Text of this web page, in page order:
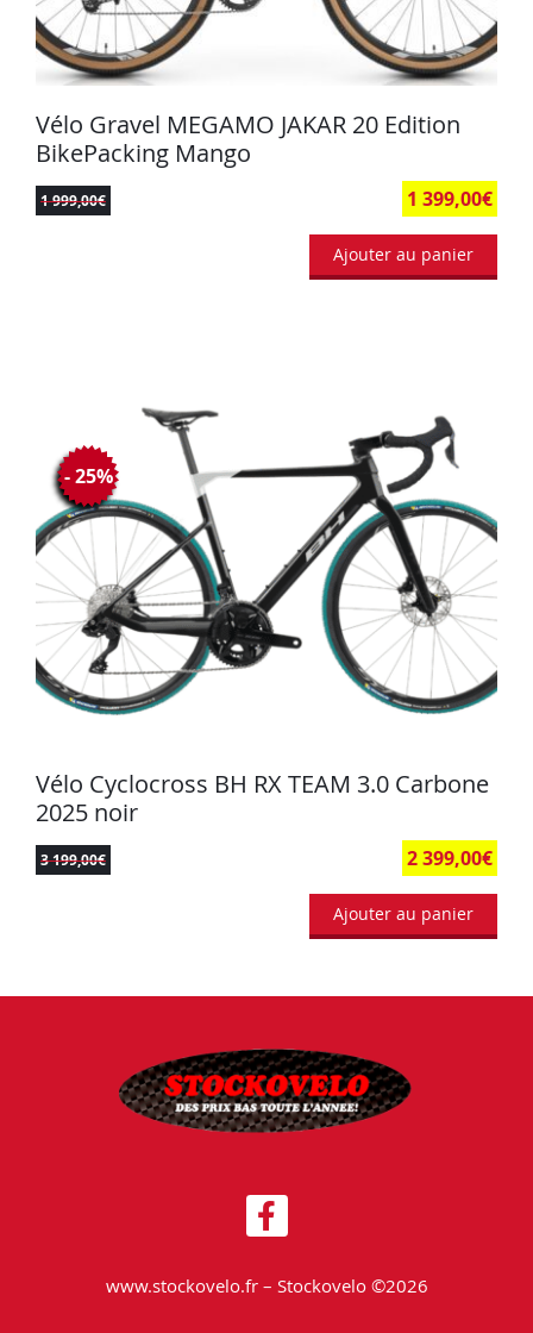
Vélo Gravel MEGAMO JAKAR 20 Edition
BikePacking Mango
1 999,00€ 1 399,00€
Ajouter au panier
Vélo Cyclocross BH RX TEAM 3.0 Carbone
2025 noir
3 199,00€ 2 399,00€
- 25%
Ajouter au panier
www.stockovelo.fr – Stockovelo ©2026